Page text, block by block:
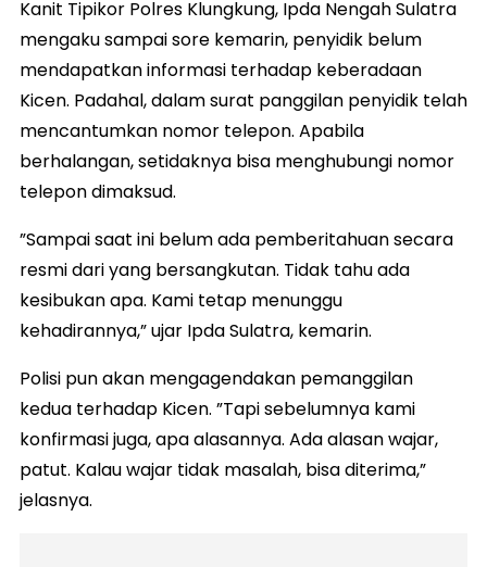
Kanit Tipikor Polres Klungkung, Ipda Nengah Sulatra
mengaku sampai sore kemarin, penyidik belum
mendapatkan informasi terhadap keberadaan
Kicen. Padahal, dalam surat panggilan penyidik telah
mencantumkan nomor telepon. Apabila
berhalangan, setidaknya bisa menghubungi nomor
telepon dimaksud.
”Sampai saat ini belum ada pemberitahuan secara
resmi dari yang bersangkutan. Tidak tahu ada
kesibukan apa. Kami tetap menunggu
kehadirannya,” ujar Ipda Sulatra, kemarin.
Polisi pun akan mengagendakan pemanggilan
kedua terhadap Kicen. ”Tapi sebelumnya kami
konfirmasi juga, apa alasannya. Ada alasan wajar,
patut. Kalau wajar tidak masalah, bisa diterima,”
jelasnya.